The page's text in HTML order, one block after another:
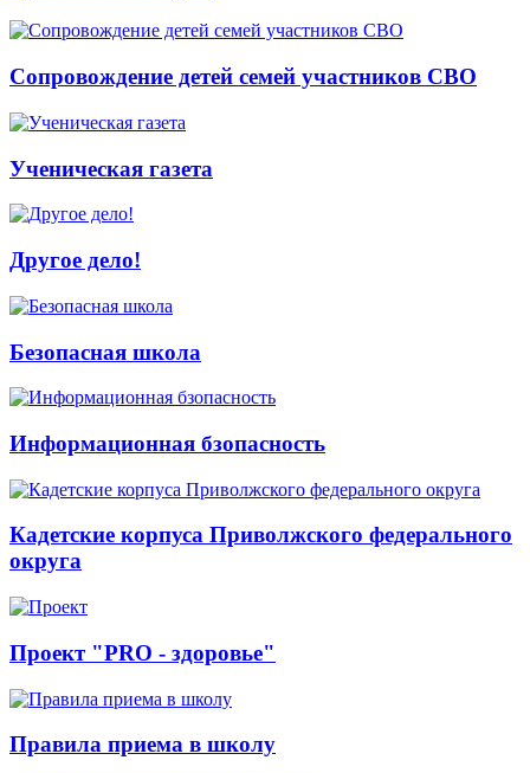
Сопровождение детей семей участников СВО
Ученическая газета
Другое дело!
Безопасная школа
Информационная бзопасность
Кадетские корпуса Приволжского федерального
округа
Проект "PRO - здоровье"
Правила приема в школу